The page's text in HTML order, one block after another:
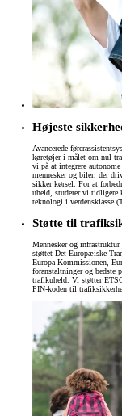
Højeste
Avancerede
køretøjer i målet om nul
vi på at integrere
mennesker og biler, der
sikker kørsel. For at
uheld, studerer vi
teknologi i verdensklasse
Støtte til
Mennesker og
støttet Det Europæiske
Europa-Kommissionen,
foranstaltninger og bedste
trafikuheld. Vi støtter
PIN-koden til